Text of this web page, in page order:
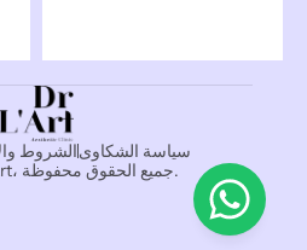
الشروطسياسة الشكاوى
© 2025 Dr L'Art، جميع الحقوق محفوظة.